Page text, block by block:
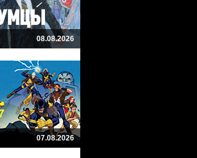
08.08.2026
07.08.2026